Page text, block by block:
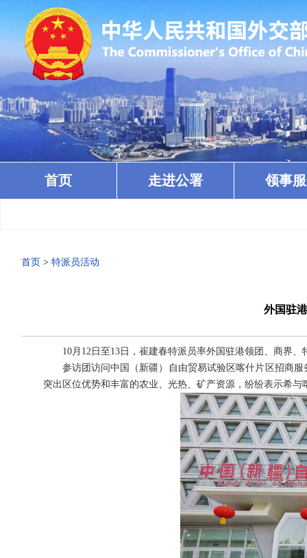
首页 走进公署 领事
首页 > 特派员活动
外国驻
10月12日至13日，崔建春特派员率外国驻港领团、商界
参访团访问中国（新疆）自由贸易试验区喀什片区招商
突出区位优势和丰富的农业、光热、矿产资源，纷纷表示希与